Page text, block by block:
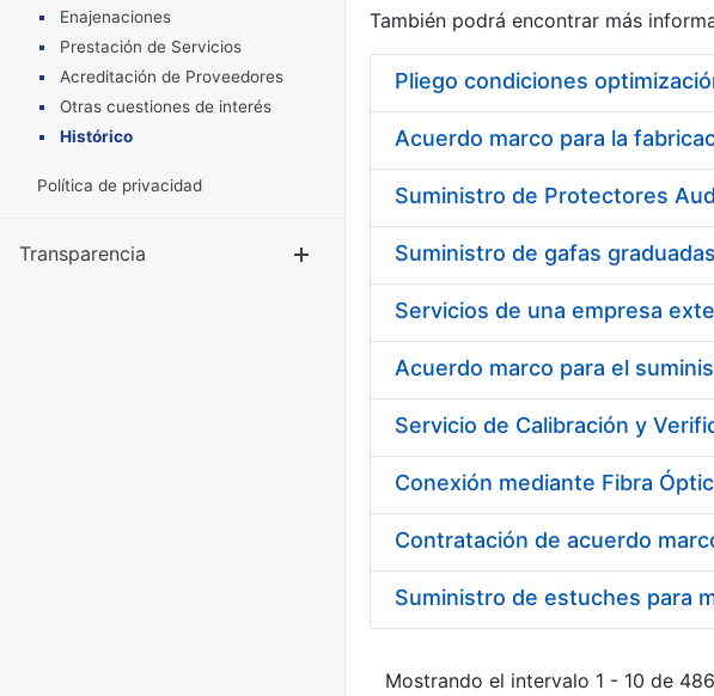
Enajenaciones
Prestación de Servicios
Acreditación de Proveedores
Otras cuestiones de interés
Histórico
Política de privacidad
Transparencia Mostrar/Ocultar
También podrá encontrar más
Pliego condiciones
Acuerdo marco para la
Acuerdo marco para el
Suministro de estuches para
Mostrando el intervalo 1 - 10 de